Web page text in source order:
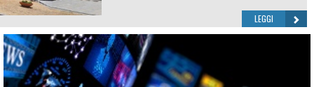
LEGGI